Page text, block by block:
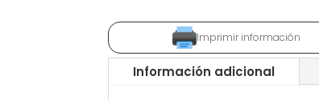
Imprimir información
Información adicional